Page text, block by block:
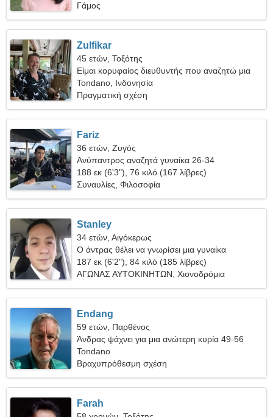
Γάμος
Zulfikar
45 ετών, Τοξότης
Είμαι κορυφαίος διευθυντής που αναζητώ μια
αισθησιακή γυναίκα
Tondano, Ινδονησία
Πραγματική σχέση
Fariz
36 ετών, Ζυγός
Ανύπαντρος αναζητά γυναίκα 26-34
188 εκ (6'3"), 76 κιλό (167 λίβρες)
Συναυλίες, Φιλοσοφία
Stanley
34 ετών, Αιγόκερως
Ο άντρας θέλει να γνωρίσει μια γυναίκα
187 εκ (6'2"), 84 κιλό (185 λίβρες)
ΑΓΩΝΑΣ ΑΥΤΟΚΙΝΗΤΩΝ, Χιονοδρόμια
Endang
59 ετών, Παρθένος
Άνδρας ψάχνει για μια ανώτερη κυρία 49-56
Tondano
Βραχυπρόθεσμη σχέση
Farah